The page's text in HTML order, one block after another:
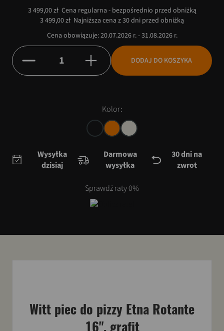
3 499,00 zł Cena regularna - bezpośrednio przed obniżką
3 499,00 zł Najniższa cena z 30 dni przed obniżką
Cena obowiązuje: 20.07.2026 r. - 31.08.2026 r.
DODAJ DO KOSZYKA
Kolor:
Wysyłka
dzisiaj
Darmowa
wysyłka
30 dni na
zwrot
Sprawdź raty 0%
Witt piec do pizzy Etna Rotante
16", grafit